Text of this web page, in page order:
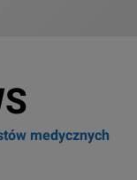
medycznych